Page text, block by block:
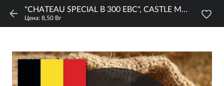
"CHATEAU SPECIAL B 300 EBC", CASTLE MALTING, 1 КГ
Цена: 8,50 Br